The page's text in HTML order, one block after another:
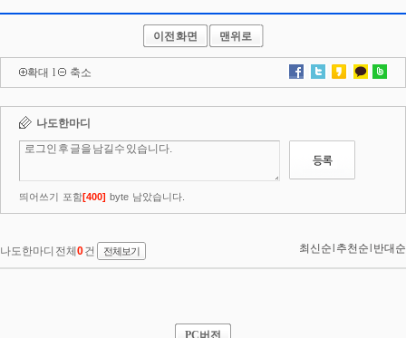
이전화면 맨위로
확대 l 축소
PC버전